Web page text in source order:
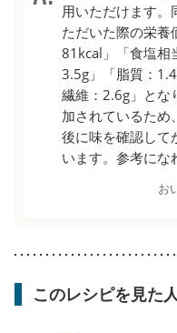
用いただけます
ただいた際の栄養
81kcal」「食塩相
3.5g」「脂質：
繊維：2.6g」とな
加されているた
後に味を確認して
います。参考にな
お
このレシピを見た